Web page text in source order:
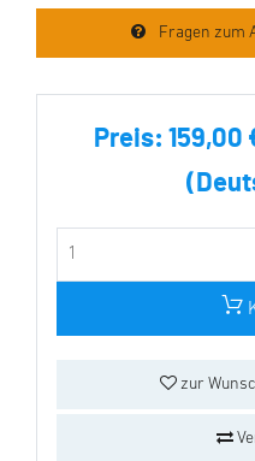
Fragen zum
Preis: 159,00
zur